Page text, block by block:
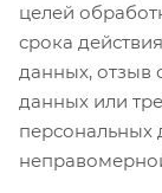
целей
срока
данных, отзыв
данных или
персональных